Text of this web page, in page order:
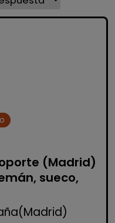
(Madrid)
sueco,